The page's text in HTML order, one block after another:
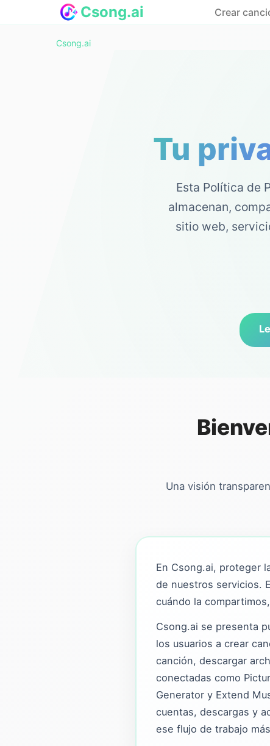
Csong.ai Crear
Csong.ai
Tu
Esta Política de
almacenan,
sitio web,
Una visión
En Csong.ai, proteger
de nuestros servicios.
cuándo la
Csong.ai se presenta
los usuarios a crear
canción, descargar
conectadas como
Generator y Extend
cuentas, descargas y
ese flujo de trabajo